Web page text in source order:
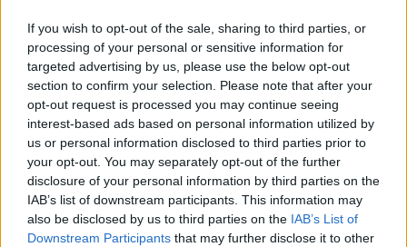
If you wish to opt-out of the sale, sharing to third parties, or
processing of your personal or sensitive information for
targeted advertising by us, please use the below opt-out
section to confirm your selection. Please note that after your
opt-out request is processed you may continue seeing
interest-based ads based on personal information utilized by
us or personal information disclosed to third parties prior to
your opt-out. You may separately opt-out of the further
disclosure of your personal information by third parties on the
IAB’s list of downstream participants. This information may
also be disclosed by us to third parties on the IAB’s List of
Downstream Participants that may further disclose it to other
Címkék:harcsa hal kapor szalonna harcsapaprikás túrós
csusza eszem
Ajánlott bejegyzések: